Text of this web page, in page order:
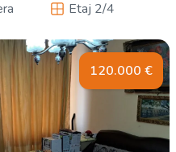
Etaj 2/4
120.000 €